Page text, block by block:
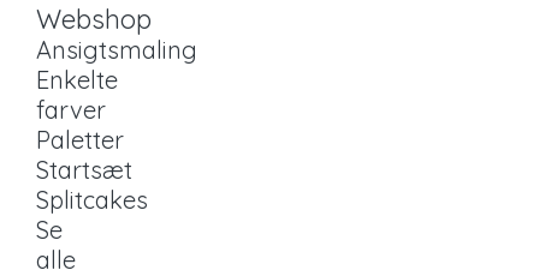
Webshop
Ansigtsmaling
Enkelte
farver
Paletter
Startsæt
Splitcakes
Se
alle